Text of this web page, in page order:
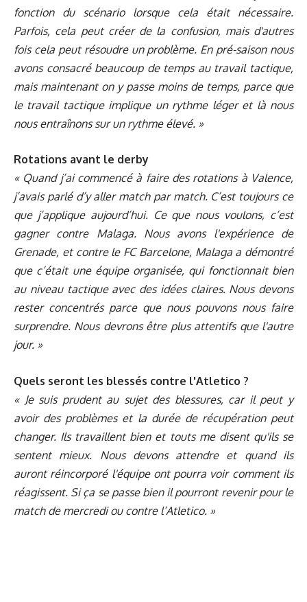
fonction du scénario lorsque cela était nécessaire.
Parfois, cela peut créer de la confusion, mais d'autres
fois cela peut résoudre un problème. En pré-saison nous
avons consacré beaucoup de temps au travail tactique,
mais maintenant on y passe moins de temps, parce que
le travail tactique implique un rythme léger et là nous
nous entraînons sur un rythme élevé. »
Rotations avant le derby
« Quand j’ai commencé à faire des rotations à Valence,
j’avais parlé d’y aller match par match. C’est toujours ce
que j’applique aujourd’hui. Ce que nous voulons, c’est
gagner contre Malaga. Nous avons l'expérience de
Grenade, et contre le FC Barcelone, Malaga a démontré
que c’était une équipe organisée, qui fonctionnait bien
au niveau tactique avec des idées claires. Nous devons
rester concentrés parce que nous pouvons nous faire
surprendre. Nous devrons être plus attentifs que l'autre
jour. »
Quels seront les blessés contre l'Atletico ?
« Je suis prudent au sujet des blessures, car il peut y
avoir des problèmes et la durée de récupération peut
changer. Ils travaillent bien et touts me disent qu'ils se
sentent mieux. Nous devons attendre et quand ils
auront réincorporé l'équipe ont pourra voir comment ils
réagissent. Si ça se passe bien il pourront revenir pour le
match de mercredi ou contre l’Atletico. »